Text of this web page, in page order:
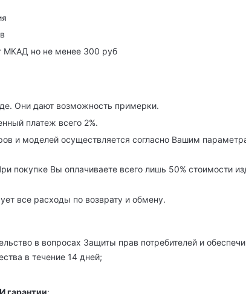
МКАД но не менее 300 руб
Они дают возможность примерки.
платеж всего 2%.
и моделей осуществляется согласно Вашим
покупке Вы оплачиваете всего лишь 50% стоимости
все расходы по возврату и обмену.
в вопросах Защиты прав потребителей и
в течение 14 дней;
гарантии: